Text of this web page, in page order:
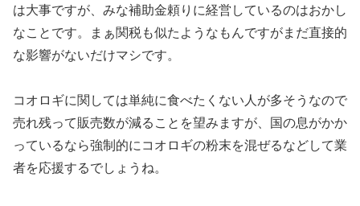
は大事ですが、みな補助金頼りに経営しているのはおかし
なことです。まぁ関税も似たようなもんですがまだ直接的
な影響がないだけマシです。
コオロギに関しては単純に食べたくない人が多そうなので
売れ残って販売数が減ることを望みますが、国の息がかか
っているなら強制的にコオロギの粉末を混ぜるなどして業
者を応援するでしょうね。